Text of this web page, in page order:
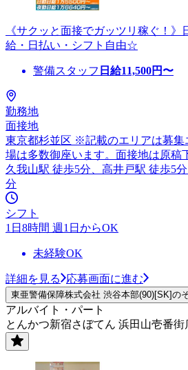
《サクッと面接でガッツリ稼ぐ！》
給・日払い・シフト自由☆
警備スタッフ 日給11,500円〜
勤務地
面接地
東京都杉並区 ※記載のエリアは募集
場は多数御座います。面接地は原稿
久我山駅 徒歩5分、高井戸駅 徒歩5
分
シフト
1日8時間 週1日からOK
未経験OK
詳細を見る 応募画面に進む
東亜警備保障株式会社 渋谷本部(90)[SK]の
アルバイト・パート
とんかつ新宿さぼてん 浜田山壱番街